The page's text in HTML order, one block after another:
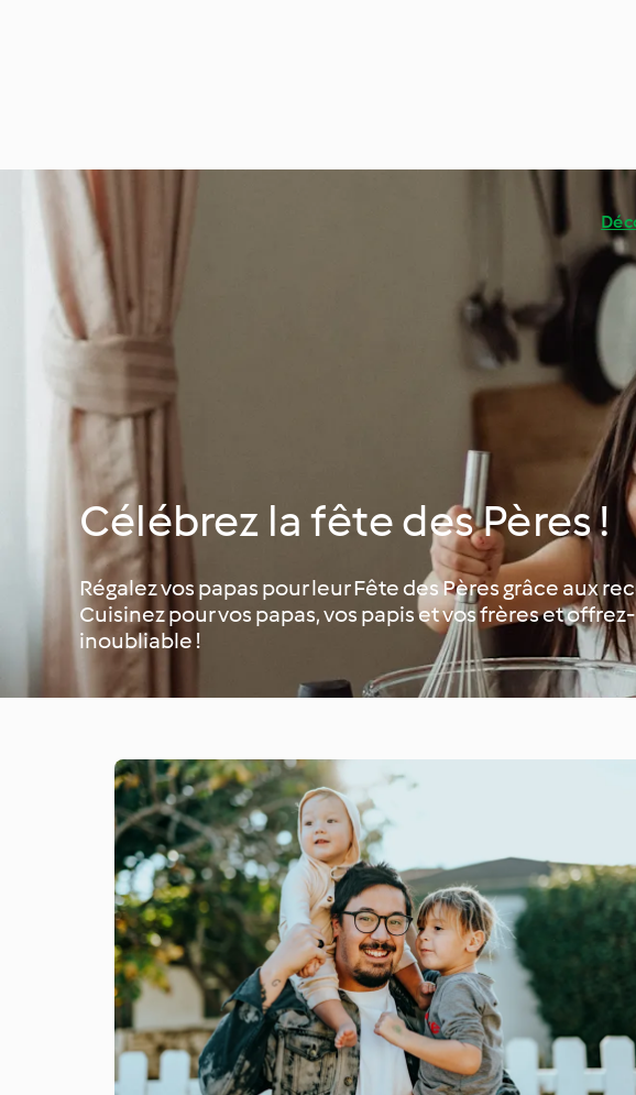
Célébrez la fête des Pères !
Régalez vos papas pour leur Fête des Pères grâce aux
Cuisinez pour vos papas, vos papis et vos frères et
inoubliable !